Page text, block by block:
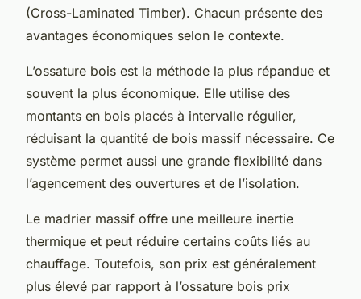
(Cross-Laminated Timber). Chacun présente des
avantages économiques selon le contexte.
L’ossature bois est la méthode la plus répandue et
souvent la plus économique. Elle utilise des
montants en bois placés à intervalle régulier,
réduisant la quantité de bois massif nécessaire. Ce
système permet aussi une grande flexibilité dans
l’agencement des ouvertures et de l’isolation.
Le madrier massif offre une meilleure inertie
thermique et peut réduire certains coûts liés au
chauffage. Toutefois, son prix est généralement
plus élevé par rapport à l’ossature bois prix